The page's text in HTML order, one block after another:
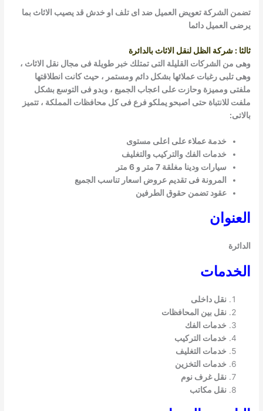
الشركة تعويض العميل ضد اى تلف او خدش قد يصيب الاثاث بما
العميل دائما
: شركة الظل لنقل الاثاث بالدائرة
من الشركات القليلة التى تمتلك خبر طويلة فى مجال نقل الاثاث ،
تلبى رغبات عملائها بشكل دائم ومستمر ، حيث كانت انطلاقتها
ومميزة وحازت على اعجاب الجميع ، وبدو فى التوسع بشكل
للانتباة حتى اصبحو يملكو فرع فى كل محافظات المملكة ، تتميز
خدمة عملاء على اعلى مستوى
خدمات الفك والتركيب والتغليف
سيارات ودينا مغلقة 7 متر و 6 متر
المرونة فى تقديم عروض اسعار تناسب الجميع
عقود تضمن حقوق الطرفين
نقل داخلى
نقل بين المحافظات
خدمات الفك
خدمات التركيب
خدمات التغليف
خدمات التخزين
نقل غرف نوم
نقل مكاتب